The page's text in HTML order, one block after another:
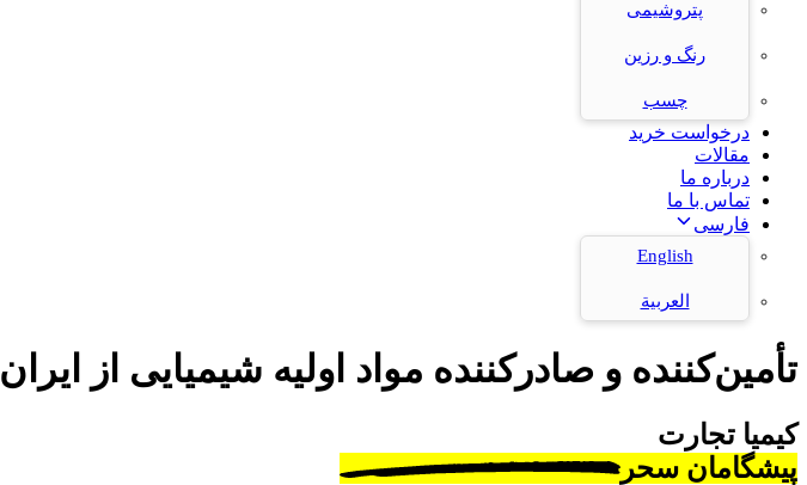
پتروشیمی
رنگ و رزین
چسب
درخواست خرید
مقالات
درباره ما
تماس با ما
فارسی
English
العربية
تأمین‌کننده و صادرکننده مواد اولیه شیمیایی از ایران
کیمیا تجارت
پیشگامان سحر